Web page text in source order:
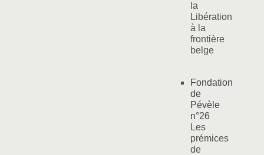
la
Libération
à la
frontière
belge
Fondation
de
Pévèle
n°26
Les
prémices
de